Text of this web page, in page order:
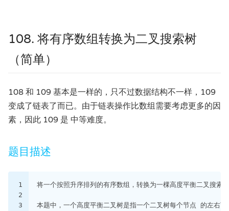
108. 将有序数组转换为二叉搜索树
（简单）
108 和 109 基本是一样的，只不过数据结构不一样，109
变成了链表了而已。由于链表操作比数组需要考虑更多的因
素，因此 109 是 中等难度。
题目描述
1
2
3
将一个按照升序排列的有序数组，转换为一棵高度平衡二叉搜索
本题中，一个高度平衡二叉树是指一个二叉树每个节点 的左右